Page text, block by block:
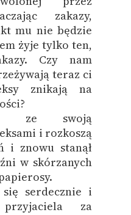
zakazy,
mu nie będzie
żyje tylko ten,
Czy nam
teraz ci
znikają na
ze swoją
i rozkoszą
i znowu stanął
w skórzanych
się serdecznie i
przyjaciela za